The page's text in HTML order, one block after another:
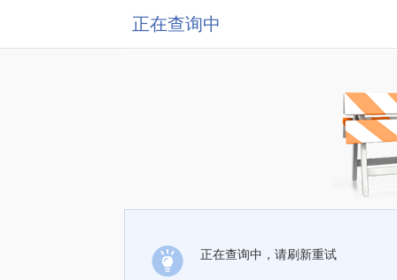
正在查询中
正在查询中，请刷新重试